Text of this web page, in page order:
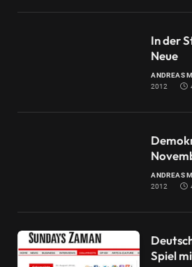
In der
Neue
ANDREAS
2012
ANDREAS
2012
Spiel